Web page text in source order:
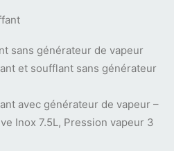
sans générateur de vapeur
et soufflant sans générateur
avec générateur de vapeur –
Inox 7.5L, Pression vapeur 3